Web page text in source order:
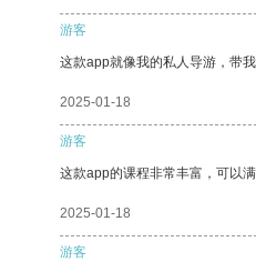
游客
这款app就像我的私人导游，带
2025-01-18
游客
这款app的课程非常丰富，可以
2025-01-18
游客